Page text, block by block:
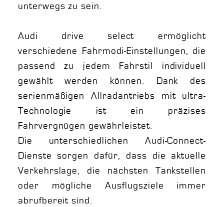
unterwegs zu sein.
Audi drive select ermöglicht
verschiedene Fahrmodi-Einstellungen, die
passend zu jedem Fahrstil individuell
gewählt werden können. Dank des
serienmäßigen Allradantriebs mit ultra-
Technologie ist ein präzises
Fahrvergnügen gewährleistet.
Die unterschiedlichen Audi-Connect-
Dienste sorgen dafür, dass die aktuelle
Verkehrslage, die nächsten Tankstellen
oder mögliche Ausflugsziele immer
abrufbereit sind.